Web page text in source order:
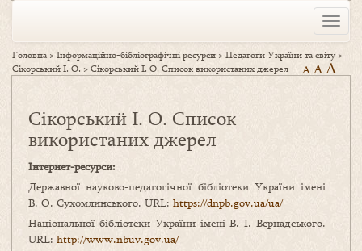
Toggle
Головна >Інформаційно-бібліографічні ресурси >Педагоги України та світу>
Сікорський І. О. >Сікорський І. О. Список використаних джерел A AA
Сікорський І. О. Список
використаних джерел
Інтернет-ресурси:
Державної науково-педагогічної бібліотеки України імені
В. О. Сухомлинського. URL: https://dnpb.gov.ua/ua/
Національної бібліотеки України імені В. І. Вернадського.
URL: http://www.nbuv.gov.ua/